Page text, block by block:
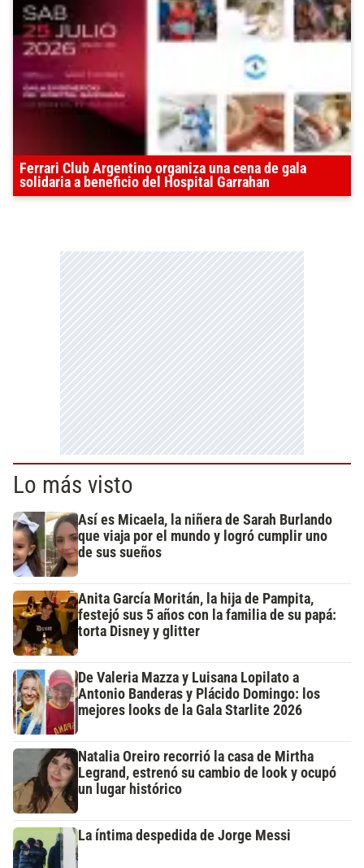
Ferrari Club Argentino organiza una cena de gala
solidaria a beneficio del Hospital Garrahan
Lo más visto
Así es Micaela, la niñera de Sarah Burlando
que viaja por el mundo y logró cumplir uno
de sus sueños
Anita García Moritán, la hija de Pampita,
festejó sus 5 años con la familia de su papá:
torta Disney y glitter
De Valeria Mazza y Luisana Lopilato a
Antonio Banderas y Plácido Domingo: los
mejores looks de la Gala Starlite 2026
Natalia Oreiro recorrió la casa de Mirtha
Legrand, estrenó su cambio de look y ocupó
un lugar histórico
La íntima despedida de Jorge Messi